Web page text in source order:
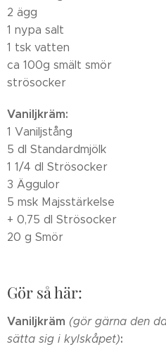
2 ägg
1 nypa salt
1 tsk vatten
ca 100g smält smör
strösocker
Vaniljkräm:
1 Vaniljstång
5 dl Standardmjölk
1 1/4 dl Strösocker
3 Äggulor
5 msk Majsstärkelse
+ 0,75 dl Strösocker
20 g Smör
Gör så här:
Vaniljkräm (gör gärna den
sätta sig i kylskåpet):